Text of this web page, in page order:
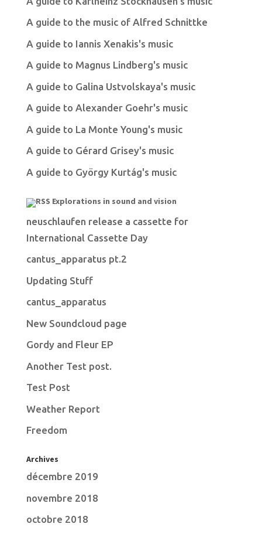
A guide to the music of Alfred Schnittke
A guide to Iannis Xenakis's music
A guide to Magnus Lindberg's music
A guide to Galina Ustvolskaya's music
A guide to Alexander Goehr's music
A guide to La Monte Young's music
A guide to Gérard Grisey's music
A guide to György Kurtág's music
Explorations in sound and vision
neuschlaufen release a cassette for
International Cassette Day
cantus_apparatus pt.2
Updating Stuff
cantus_apparatus
New Soundcloud page
Gordy and Fleur EP
Another Test post.
Test Post
Weather Report
Freedom
Archives
décembre 2019
novembre 2018
octobre 2018